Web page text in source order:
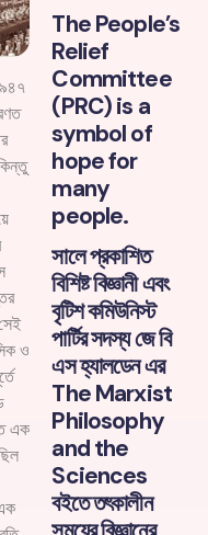
ও
এক
The People’s
Relief
Committee
(PRC) is a
symbol of
hope for
many
people.
সালে প্রকাশিত
বিশিষ্ট বিজ্ঞানী এবং
বৃটিশ কমিউনিস্ট
পার্টির সদস্য জে বি
এস হ্যালডেন এর
The Marxist
Philosophy
and the
Sciences
বইতে তৎকালীন